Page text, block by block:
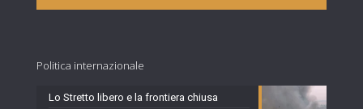
Politica internazionale
Lo Stretto libero e la frontiera chiusa